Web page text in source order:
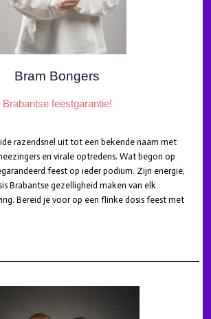
Bram Bongers
Brabantse feestgarantie!
razendsnel uit tot een bekende naam met
en virale optredens. Wat begon op
feest op ieder podium. Zijn energie,
Brabantse gezelligheid maken van elk
Bereid je voor op een flinke dosis feest met